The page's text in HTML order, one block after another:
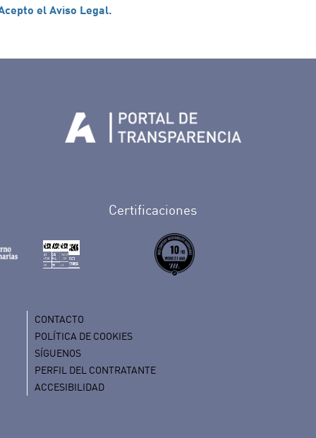
el Aviso Legal.
en Facebook
Tenerife en Twitter
de Tenerife en Instagram
Whatsapp de Auditorio de Tenerife
perfil de Auditorio de Tenerife en Youtube
Certificaciones
CONTACTO
POLÍTICA DE COOKIES
SÍGUENOS
PERFIL DEL CONTRATANTE
ACCESIBILIDAD